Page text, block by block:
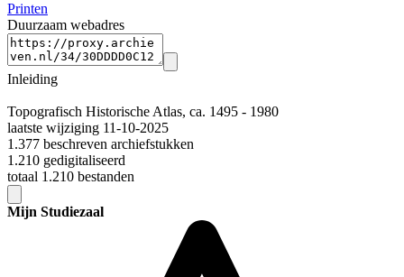
Printen
Duurzaam webadres
Inleiding
Topografisch Historische Atlas, ca. 1495 - 1980
laatste wijziging 11-10-2025
1.377 beschreven archiefstukken
1.210 gedigitaliseerd
totaal 1.210 bestanden
Mijn Studiezaal